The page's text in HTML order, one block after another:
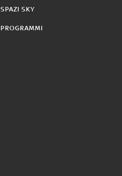
SPAZI SKY
PROGRAMMI